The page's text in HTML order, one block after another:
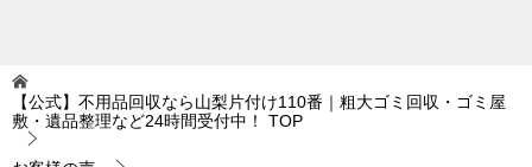
【公式】不用品回収なら山梨片付け110番｜粗大ゴミ回収・ゴミ屋
敷・遺品整理など24時間受付中！
TOP